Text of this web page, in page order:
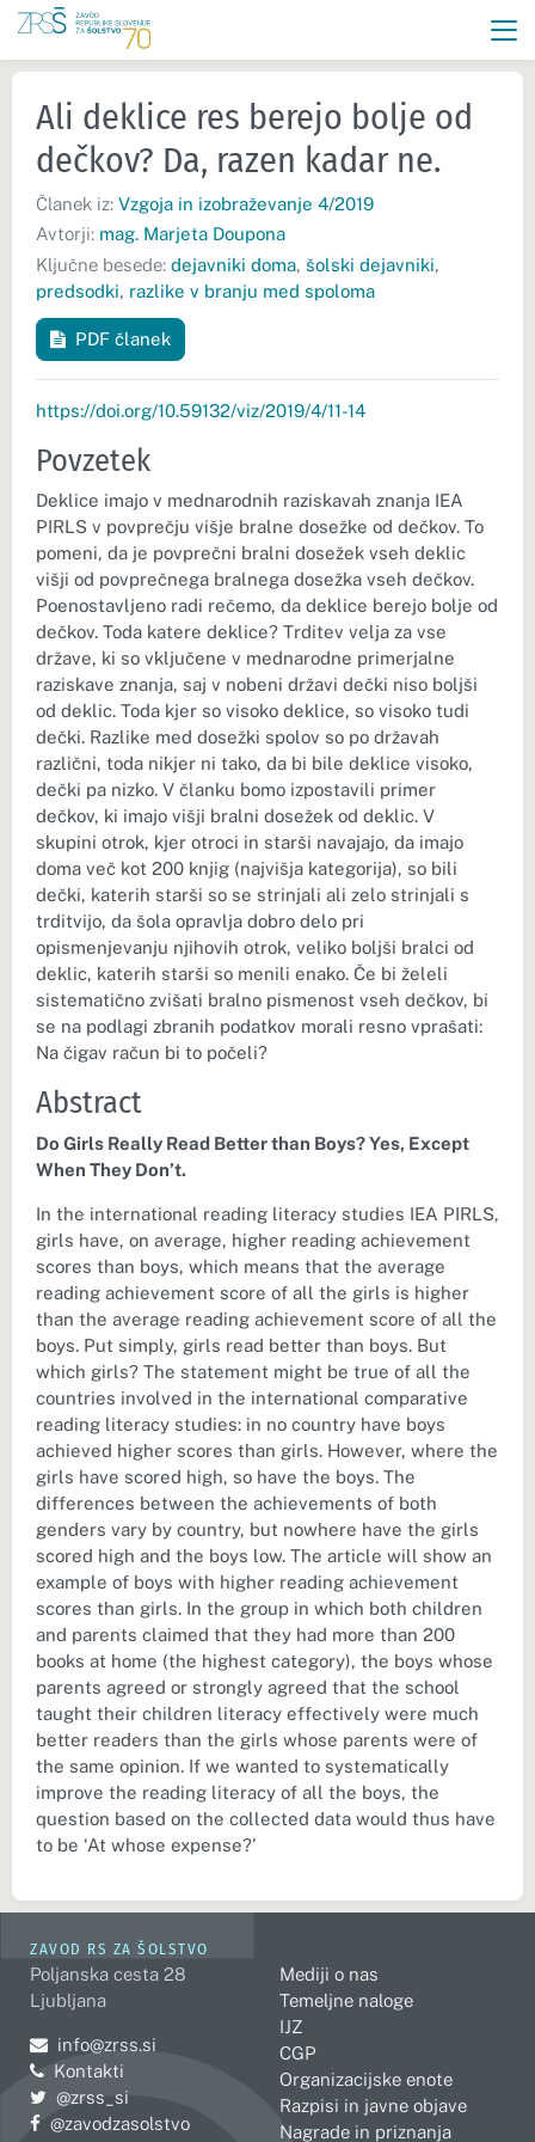
Ali deklice res berejo bolje od
dečkov? Da, razen kadar ne.
Članek iz: Vzgoja in izobraževanje 4/2019
Avtorji: mag. Marjeta Doupona
Ključne besede: dejavniki doma, šolski dejavniki,
predsodki, razlike v branju med spoloma
PDF članek
https://doi.org/10.59132/viz/2019/4/11-14
Povzetek
Deklice imajo v mednarodnih raziskavah znanja IEA
PIRLS v povprečju višje bralne dosežke od dečkov. To
pomeni, da je povprečni bralni dosežek vseh deklic
višji od povprečnega bralnega dosežka vseh dečkov.
Poenostavljeno radi rečemo, da deklice berejo bolje od
dečkov. Toda katere deklice? Trditev velja za vse
države, ki so vključene v mednarodne primerjalne
raziskave znanja, saj v nobeni državi dečki niso boljši
od deklic. Toda kjer so visoko deklice, so visoko tudi
dečki. Razlike med dosežki spolov so po državah
različni, toda nikjer ni tako, da bi bile deklice visoko,
dečki pa nizko. V članku bomo izpostavili primer
dečkov, ki imajo višji bralni dosežek od deklic. V
skupini otrok, kjer otroci in starši navajajo, da imajo
doma več kot 200 knjig (najvišja kategorija), so bili
dečki, katerih starši so se strinjali ali zelo strinjali s
trditvijo, da šola opravlja dobro delo pri
opismenjevanju njihovih otrok, veliko boljši bralci od
deklic, katerih starši so menili enako. Če bi želeli
sistematično zvišati bralno pismenost vseh dečkov, bi
se na podlagi zbranih podatkov morali resno vprašati:
Na čigav račun bi to počeli?
Abstract
Do Girls Really Read Better than Boys? Yes, Except
When They Don’t.
In the international reading literacy studies IEA PIRLS,
girls have, on average, higher reading achievement
scores than boys, which means that the average
reading achievement score of all the girls is higher
than the average reading achievement score of all the
boys. Put simply, girls read better than boys. But
which girls? The statement might be true of all the
countries involved in the international comparative
reading literacy studies: in no country have boys
achieved higher scores than girls. However, where the
girls have scored high, so have the boys. The
differences between the achievements of both
genders vary by country, but nowhere have the girls
scored high and the boys low. The article will show an
example of boys with higher reading achievement
scores than girls. In the group in which both children
and parents claimed that they had more than 200
books at home (the highest category), the boys whose
parents agreed or strongly agreed that the school
taught their children literacy effectively were much
better readers than the girls whose parents were of
the same opinion. If we wanted to systematically
improve the reading literacy of all the boys, the
question based on the collected data would thus have
to be ‘At whose expense?’
ZAVOD RS ZA ŠOLSTVO
Poljanska cesta 28
Ljubljana
Pošljite e-mail na
info@zrss.si
Kontakti
Pojdite na Twitter:
@zrss_si
Pojdite na Facebook:
@zavodzasolstvo
Mediji o nas
Temeljne naloge
IJZ
CGP
Organizacijske enote
Razpisi in javne objave
Nagrade in priznanja